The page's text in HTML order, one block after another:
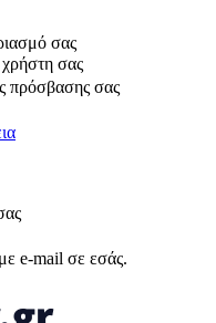
σας
σας
πρόσβασης σας
e-mail σε εσάς.